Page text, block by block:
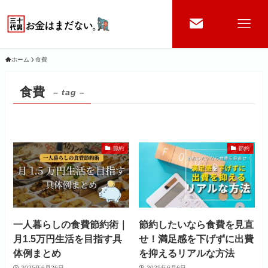
ホーム 食費
食費 – tag –
節約
一人暮らしの食費節約術｜
月1.5万円生活を目指す具
体例まとめ
節約
節約したいなら食費を見直
せ！満足感を下げずに出費
を抑えるリアルな方法